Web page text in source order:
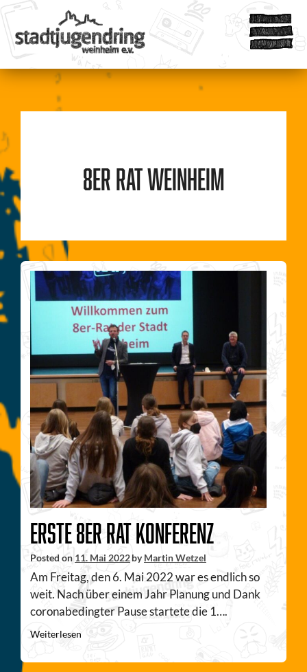
8er Rat Weinheim
Erste 8er Rat Konferenz
Posted on 11. Mai 2022byMartin Wetzel
Am Freitag, den 6. Mai 2022 war es endlich so
weit. Nach über einem Jahr Planung und Dank
coronabedingter Pause startete die 1….
Weiterlesen